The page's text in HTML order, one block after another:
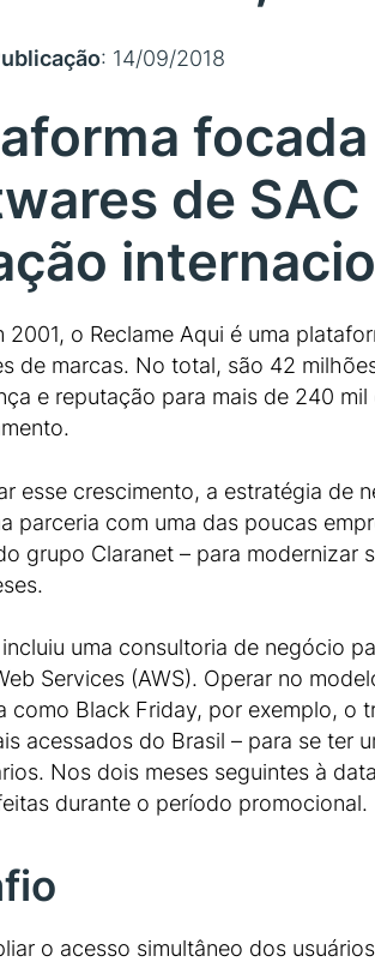
: 14/09/2018
de SAC
2001, o Reclame Aqui é uma
de marcas. No total, são 42
e reputação para mais de 240
esse crescimento, a estratégia de
parceria com uma das poucas
grupo Claranet – para modernizar
uma consultoria de negócio
Services (AWS). Operar no
como Black Friday, por exemplo, o
acessados do Brasil – para se ter
Nos dois meses seguintes à
durante o período promocional.
o acesso simultâneo dos